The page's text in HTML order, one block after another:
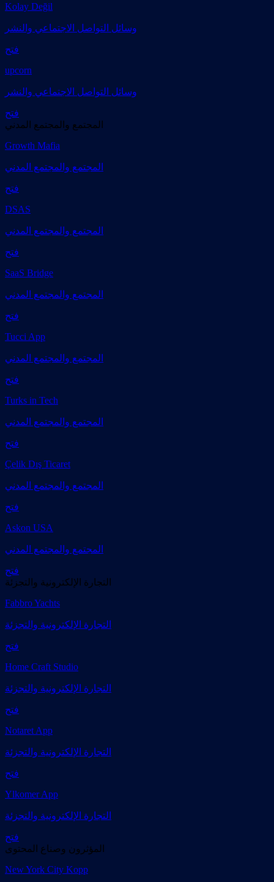
Kolay Değil
وسائل التواصل الاجتماعي والنشر
فتح
upcorn
وسائل التواصل الاجتماعي والنشر
فتح
المجتمع والمجتمع المدني
Growth Mafia
المجتمع والمجتمع المدني
فتح
DSAS
المجتمع والمجتمع المدني
فتح
SaaS Bridge
المجتمع والمجتمع المدني
فتح
Tucci App
المجتمع والمجتمع المدني
فتح
Turks in Tech
المجتمع والمجتمع المدني
فتح
Çelik Dış Ticaret
المجتمع والمجتمع المدني
فتح
Askon USA
المجتمع والمجتمع المدني
فتح
التجارة الإلكترونية والتجزئة
Fabbro Yachts
التجارة الإلكترونية والتجزئة
فتح
Home Craft Studio
التجارة الإلكترونية والتجزئة
فتح
Notaret App
التجارة الإلكترونية والتجزئة
فتح
Ylkomer App
التجارة الإلكترونية والتجزئة
فتح
المؤثرون وصناع المحتوى
New York City Kopp